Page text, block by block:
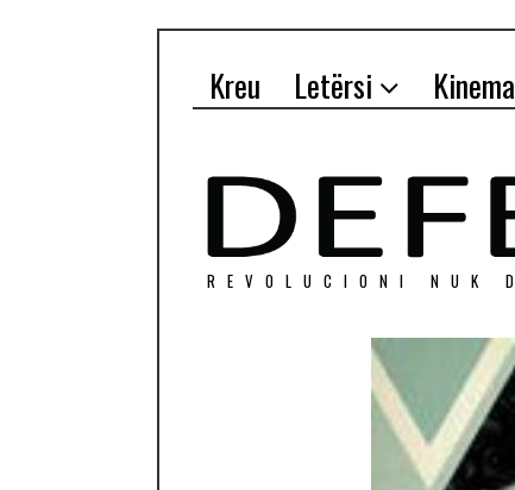
Kreu Letërsi Kinema
REVOLUCIONI NUK